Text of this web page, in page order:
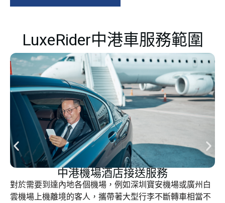
LuxeRider中港車服務範圍
中港機場酒店接送服務
對於需要到達內地各個機場，例如深圳寶安機場或廣州白
雲機場上機離境的客人，攜帶著大型行李不斷轉車相當不